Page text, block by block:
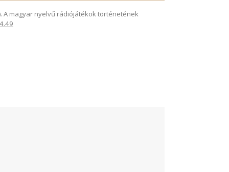
A magyar nyelvű rádiójátékok történetének